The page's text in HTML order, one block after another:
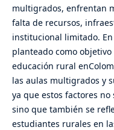
multigrados, enfrentan
falta de recursos,
institucional limitado.
planteado como
educación rural
las aulas multigrados y
ya que estos factores
sino que también se
estudiantes rurales en